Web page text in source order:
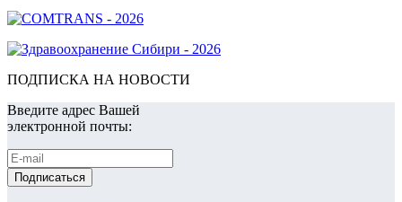
ПОДПИСКА НА НОВОСТИ
Введите адрес Вашей
электронной почты: